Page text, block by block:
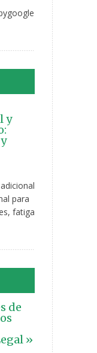
y
para
fatiga
de
»